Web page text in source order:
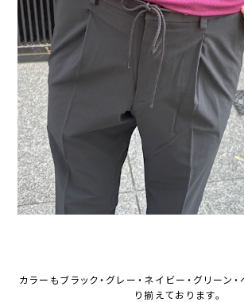
カラーもブラック・グレー・ネイビー・グリーン
り揃えております。